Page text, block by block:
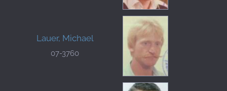
Lauer, Michael
07-3760